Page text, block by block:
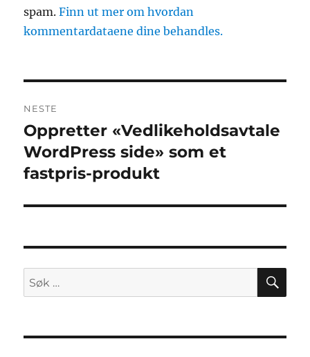
spam.Finn ut mer om hvordan
kommentardataene dine behandles.
NESTE
Neste
innlegg:
Oppretter «Vedlikeholdsavtale
WordPress side» som et
fastpris-produkt
Søk
etter: